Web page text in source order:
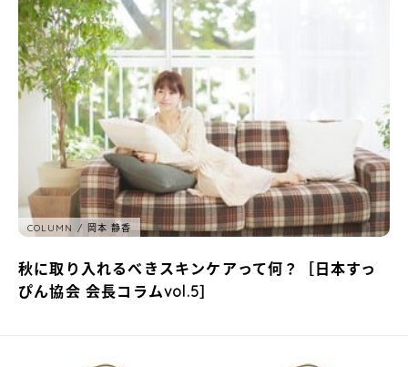
COLUMN 岡本 静香
秋に取り入れるべきスキンケアって何？［日本すっ
ぴん協会 会長コラムvol.5］